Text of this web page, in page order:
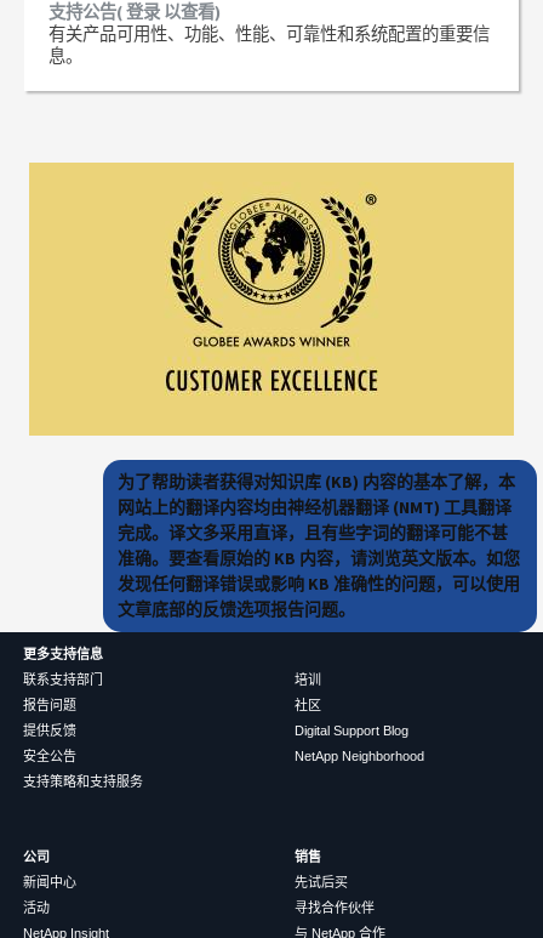
支持公告( 登录 以查看)
有关产品可用性、功能、性能、可靠性和系统配置的重要信
息。
为了帮助读者获得对知识库 (KB) 内容的基本了解，本
网站上的翻译内容均由神经机器翻译 (NMT) 工具翻译
完成。译文多采用直译，且有些字词的翻译可能不甚
准确。要查看原始的 KB 内容，请浏览英文版本。如您
发现任何翻译错误或影响 KB 准确性的问题，可以使用
文章底部的反馈选项报告问题。
更多支持信息
联系支持部门
报告问题
提供反馈
安全公告
支持策略和支持服务
培训
社区
Digital Support Blog
NetApp Neighborhood
公司
新闻中心
活动
NetApp Insight
销售
先试后买
寻找合作伙伴
与 NetApp 合作